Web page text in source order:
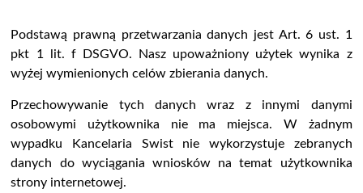
Podstawą prawną przetwarzania danych jest Art. 6 ust. 1
pkt 1 lit. f DSGVO. Nasz upoważniony użytekwynika z
wyżej wymienionych celów zbierania danych.
Przechowywanie tych danych wraz z innymi danymi
osobowymi użytkownika nie ma miejsca. W żadnym
wypadku Kancelaria Swist nie wykorzystuje zebranych
danych do wyciągania wniosków na temat użytkownika
strony internetowej.